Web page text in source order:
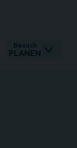
Besuch
PLANEN